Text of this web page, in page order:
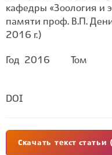
кафедры «Зоология и
памяти проф. В.П.
2016 г.)
Год 2016 Том
DOI
Скачать текст статьи